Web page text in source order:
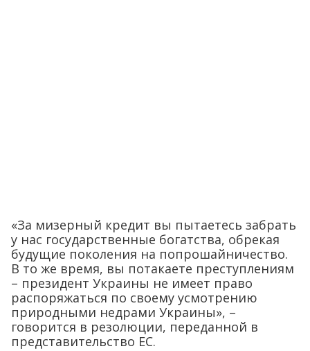
«За мизерный кредит вы пытаетесь забрать
у нас государственные богатства, обрекая
будущие поколения на попрошайничество.
В то же время, вы потакаете преступлениям
– президент Украины не имеет право
распоряжаться по своему усмотрению
природными недрами Украины», –
говорится в резолюции, переданной в
представительство ЕС.